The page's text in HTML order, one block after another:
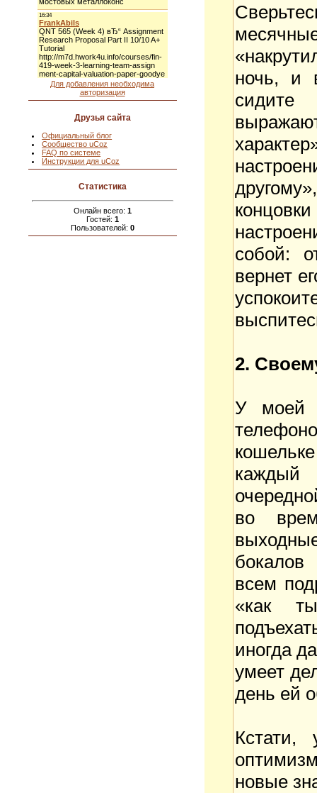
Для добавления необходима
авторизация
Друзья сайта
Официальный блог
Сообщество uCoz
FAQ по системе
Инструкции для uCoz
Статистика
Онлайн всего: 1
Гостей: 1
Пользователей: 0
ночь, и
собой:
вернет
2.
У моей
каждый
во
бокалов
всем
«как
иногда
умеет
день ей
Кстати,
новые